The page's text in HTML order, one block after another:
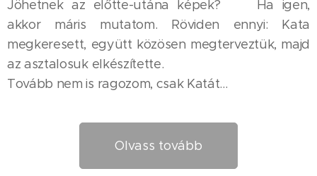
Jöhetnek az előtte-utána képek? 😊 Ha igen,
akkor máris mutatom. Röviden ennyi: Kata
megkeresett, együtt közösen megterveztük, majd
az asztalosuk elkészítette. 😊
Tovább nem is ragozom, csak Katát...
Olvass tovább